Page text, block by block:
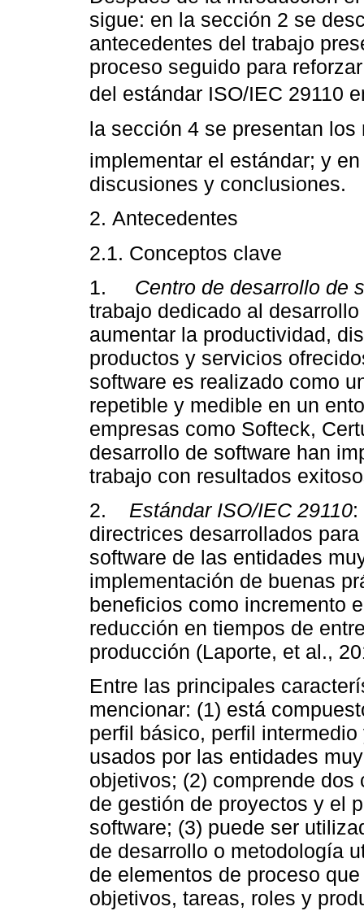
sigue: en la sección 2 se
antecedentes del trabajo
proceso seguido para
del estándar ISO/IEC 29110
la sección 4 se presentan los
implementar el estándar; y
discusiones y conclusiones.
2. Antecedentes
2.1. Conceptos clave
1. Centro de desarrollo de
trabajo dedicado al
aumentar la productividad,
productos y servicios
software es realizado como
repetible y medible en un
empresas como Softeck,
desarrollo de software han
trabajo con resultados
2. Estándar ISO/IEC 29110:
directrices desarrollados
software de las entidades
implementación de buenas
beneficios como incremento
reducción en tiempos de
producción (Laporte, et al.,
Entre las principales
mencionar: (1) está
perfil básico, perfil
usados por las entidades
objetivos; (2) comprende
de gestión de proyectos y el
software; (3) puede ser
de desarrollo o metodología
de elementos de proceso
objetivos, tareas, roles y